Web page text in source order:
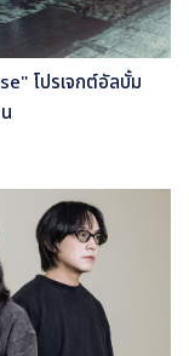
โปรเจกต์อัลบั้ม